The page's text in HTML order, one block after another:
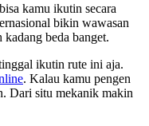
kamu ikutin secara
bikin wawasan
beda banget.
ikutin rute ini aja.
. Kalau kamu pengen
Dari situ mekanik makin